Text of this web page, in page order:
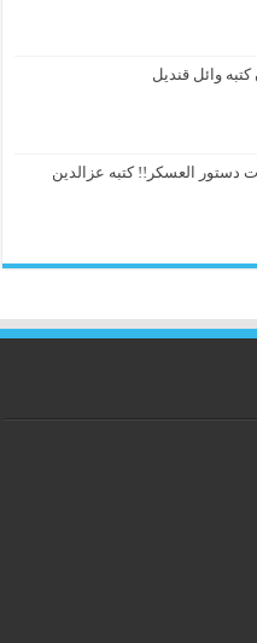
وائل قنديل
دستور العسكر!! كتبه عزالدين